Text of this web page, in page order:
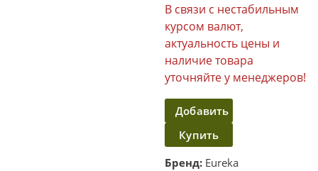
В связи с нестабильным
курсом валют,
актуальность цены и
наличие товара
уточняйте у менеджеров!
Добавить
в
корзину
Купить
в один
Бренд: Eureka